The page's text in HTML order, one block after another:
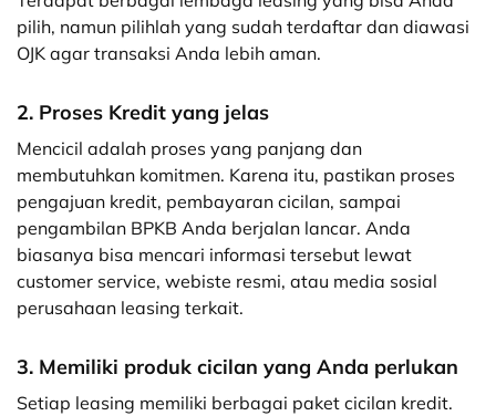
pilih, namun pilihlah yang sudah terdaftar dan diawasi
OJK agar transaksi Anda lebih aman.
2. Proses Kredit yang jelas
Mencicil adalah proses yang panjang dan
membutuhkan komitmen. Karena itu, pastikan proses
pengajuan kredit, pembayaran cicilan, sampai
pengambilan BPKB Anda berjalan lancar. Anda
biasanya bisa mencari informasi tersebut lewat
customer service, webiste resmi, atau media sosial
perusahaan leasing terkait.
3. Memiliki produk cicilan yang Anda perlukan
Setiap leasing memiliki berbagai paket cicilan kredit.